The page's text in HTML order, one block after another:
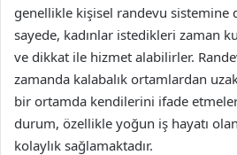
genellikle kişisel randevu sistemine
sayede, kadınlar istedikleri zaman
ve dikkat ile hizmet alabilirler.
zamanda kalabalık ortamlardan
bir ortamda kendilerini ifade
durum, özellikle yoğun iş hayatı
kolaylık sağlamaktadır.